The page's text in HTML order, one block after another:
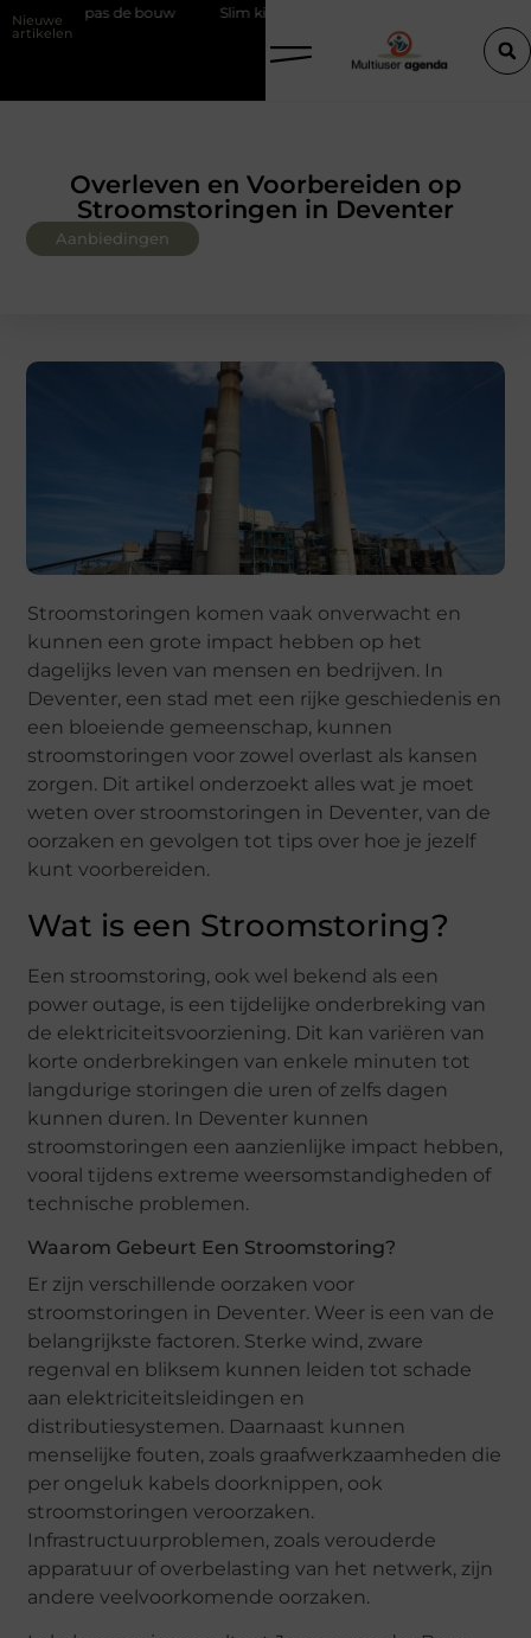
Nieuwe
artikelen
Slim kiezen voor wisselweer met een tussenjas
Overleven en Voorbereiden op
Stroomstoringen in Deventer
Aanbiedingen
Stroomstoringen komen vaak onverwacht en
kunnen een grote impact hebben op het
dagelijks leven van mensen en bedrijven. In
Deventer, een stad met een rijke geschiedenis en
een bloeiende gemeenschap, kunnen
stroomstoringen voor zowel overlast als kansen
zorgen. Dit artikel onderzoekt alles wat je moet
weten over stroomstoringen in Deventer, van de
oorzaken en gevolgen tot tips over hoe je jezelf
kunt voorbereiden.
Wat is een Stroomstoring?
Een stroomstoring, ook wel bekend als een
power outage, is een tijdelijke onderbreking van
de elektriciteitsvoorziening. Dit kan variëren van
korte onderbrekingen van enkele minuten tot
langdurige storingen die uren of zelfs dagen
kunnen duren. In Deventer kunnen
stroomstoringen een aanzienlijke impact hebben,
vooral tijdens extreme weersomstandigheden of
technische problemen.
Waarom Gebeurt Een Stroomstoring?
Er zijn verschillende oorzaken voor
stroomstoringen in Deventer. Weer is een van de
belangrijkste factoren. Sterke wind, zware
regenval en bliksem kunnen leiden tot schade
aan elektriciteitsleidingen en
distributiesystemen. Daarnaast kunnen
menselijke fouten, zoals graafwerkzaamheden die
per ongeluk kabels doorknippen, ook
stroomstoringen veroorzaken.
Infrastructuurproblemen, zoals verouderde
apparatuur of overbelasting van het netwerk, zijn
andere veelvoorkomende oorzaken.